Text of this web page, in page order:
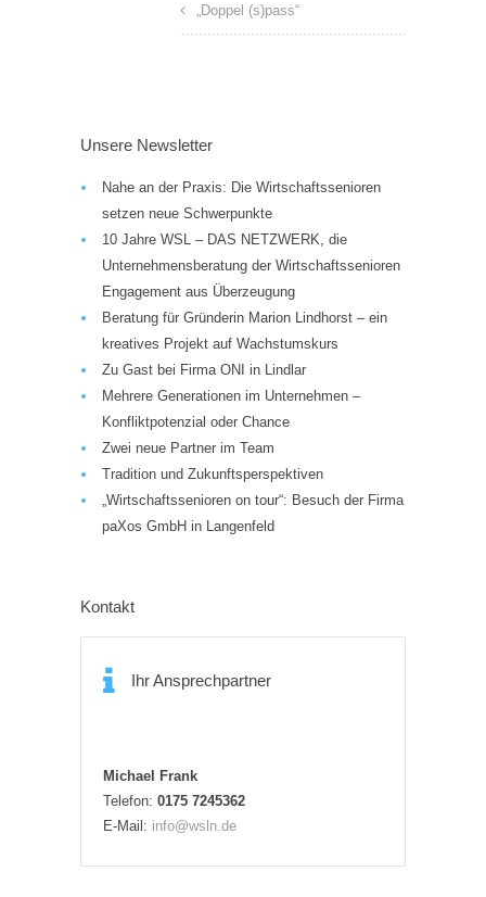
„Doppel (s)pass“
Unsere Newsletter
Nahe an der Praxis: Die Wirtschaftssenioren
setzen neue Schwerpunkte
10 Jahre WSL – DAS NETZWERK, die
Unternehmensberatung der Wirtschaftssenioren
Engagement aus Überzeugung
Beratung für Gründerin Marion Lindhorst – ein
kreatives Projekt auf Wachstumskurs
Zu Gast bei Firma ONI in Lindlar
Mehrere Generationen im Unternehmen –
Konfliktpotenzial oder Chance
Zwei neue Partner im Team
Tradition und Zukunftsperspektiven
„Wirtschaftssenioren on tour“: Besuch der Firma
paXos GmbH in Langenfeld
Kontakt
Ihr Ansprechpartner
Michael Frank
Telefon: 0175 7245362
E-Mail: info@wsln.de